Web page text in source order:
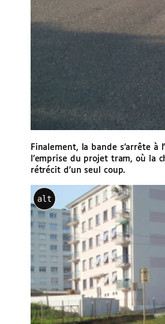
Finalement, la bande s’arrête à
l’emprise du projet tram, où la
rétrécit d’un seul coup.
alt